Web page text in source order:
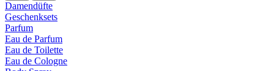
Damendüfte
Geschenksets
Parfum
Eau de Parfum
Eau de Toilette
Eau de Cologne